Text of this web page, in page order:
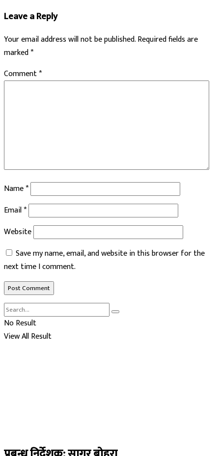
Leave a Reply
Your email address will not be published.Required fields are
marked*
Comment*
Name*
Email*
Website
Save my name, email, and website in this browser for the
next time I comment.
No Result
View All Result